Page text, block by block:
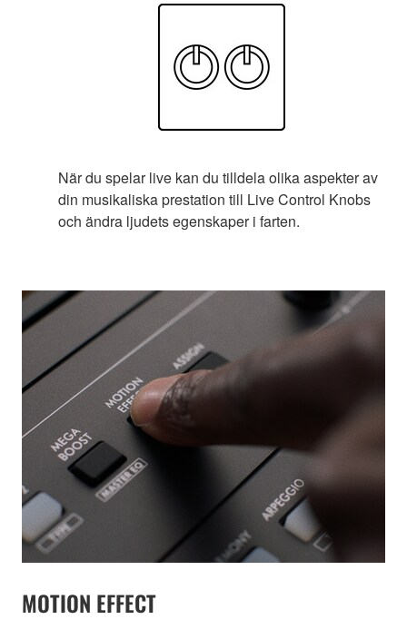
När du spelar live kan du tilldela olika aspekter av
din musikaliska prestation till Live Control Knobs
och ändra ljudets egenskaper i farten.
MOTION EFFECT